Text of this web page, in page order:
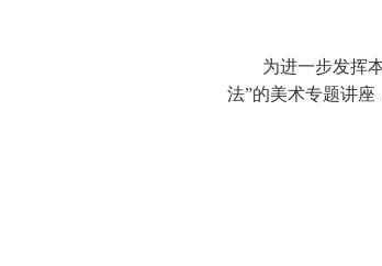
为进一步发挥
法”的美术专题讲座